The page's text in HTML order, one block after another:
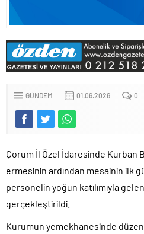
GÜNDEM 01.06.2026 0
Çorum İl Özel İdaresinde Kurban
ermesinin ardından mesainin ilk
personelin yoğun katılımıyla
gerçekleştirildi.
Kurumun yemekhanesinde